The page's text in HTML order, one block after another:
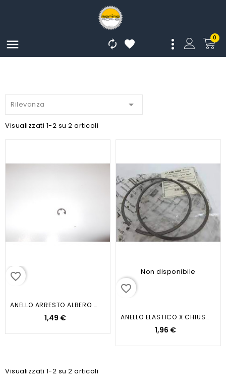
 0


Rilevanza 
Visualizzati 1-2 su 2 articoli
favorite_border
ANELLO ARRESTO ALBERO CROSSER CR1
1,49 €
Non disponibile
favorite_border
ANELLO ELASTICO X CHIUSURA...
1,96 €
Visualizzati 1-2 su 2 articoli